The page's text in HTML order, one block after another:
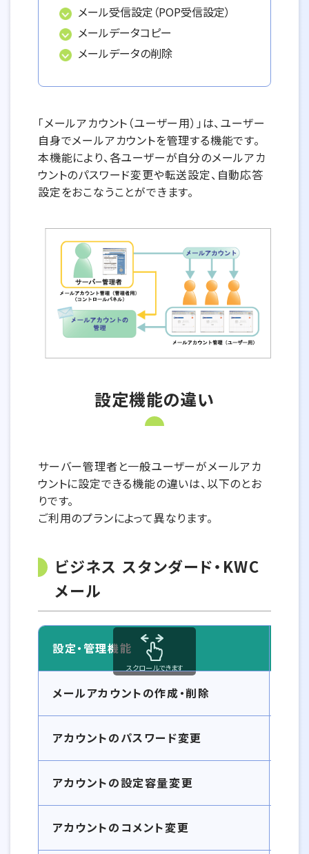
メール受信設定（POP受信設定）
メールデータコピー
メールデータの削除
「メールアカウント（ユーザー用）」は、ユーザー
自身でメールアカウントを管理する機能です。
本機能により、各ユーザーが自分のメールアカ
ウントのパスワード変更や転送設定、自動応答
設定をおこなうことができます。
設定機能の違い
サーバー管理者と一般ユーザーがメールアカ
ウントに設定できる機能の違いは、以下のとお
りです。
ご利用のプランによって異なります。
ビジネス スタンダード・KWC
メール
設定機能の違い一覧
設定・管理機能
メールアカウントの作成・削除
アカウントのパスワード変更
アカウントの設定容量変更
アカウントのコメント変更
スクロールできます